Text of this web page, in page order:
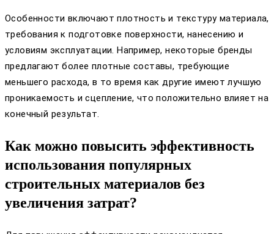
Особенности включают плотность и текстуру материала,
требования к подготовке поверхности, нанесению и
условиям эксплуатации. Например, некоторые бренды
предлагают более плотные составы, требующие
меньшего расхода, в то время как другие имеют лучшую
проникаемость и сцепление, что положительно влияет на
конечный результат.
Как можно повысить эффективность
использования популярных
строительных материалов без
увеличения затрат?